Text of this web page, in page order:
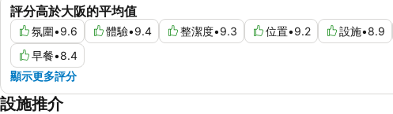
評分高於大阪的平均值
氛圍•9.6 體驗•9.4 整潔度•9.3 位置•9.2 設施•8.9
早餐•8.4
顯示更多評分
設施推介